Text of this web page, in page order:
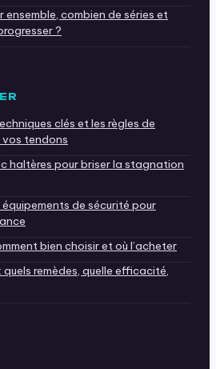
ensemble, combien de séries et
?
clés et les règles de
tendons
haltères pour briser la stagnation
de sécurité pour
bien choisir et où l’acheter
remèdes, quelle efficacité,